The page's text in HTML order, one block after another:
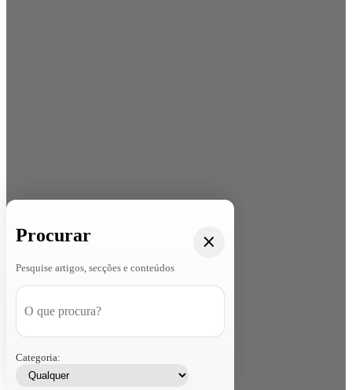
Procurar
Pesquise artigos, secções e conteúdos
Categoria: